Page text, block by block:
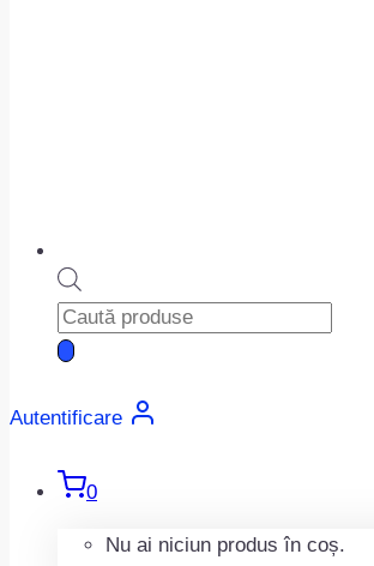
Products
search
Autentificare
0
Nu ai niciun produs în coș.